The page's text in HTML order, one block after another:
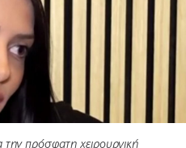
πρόσφατη χειρουργική